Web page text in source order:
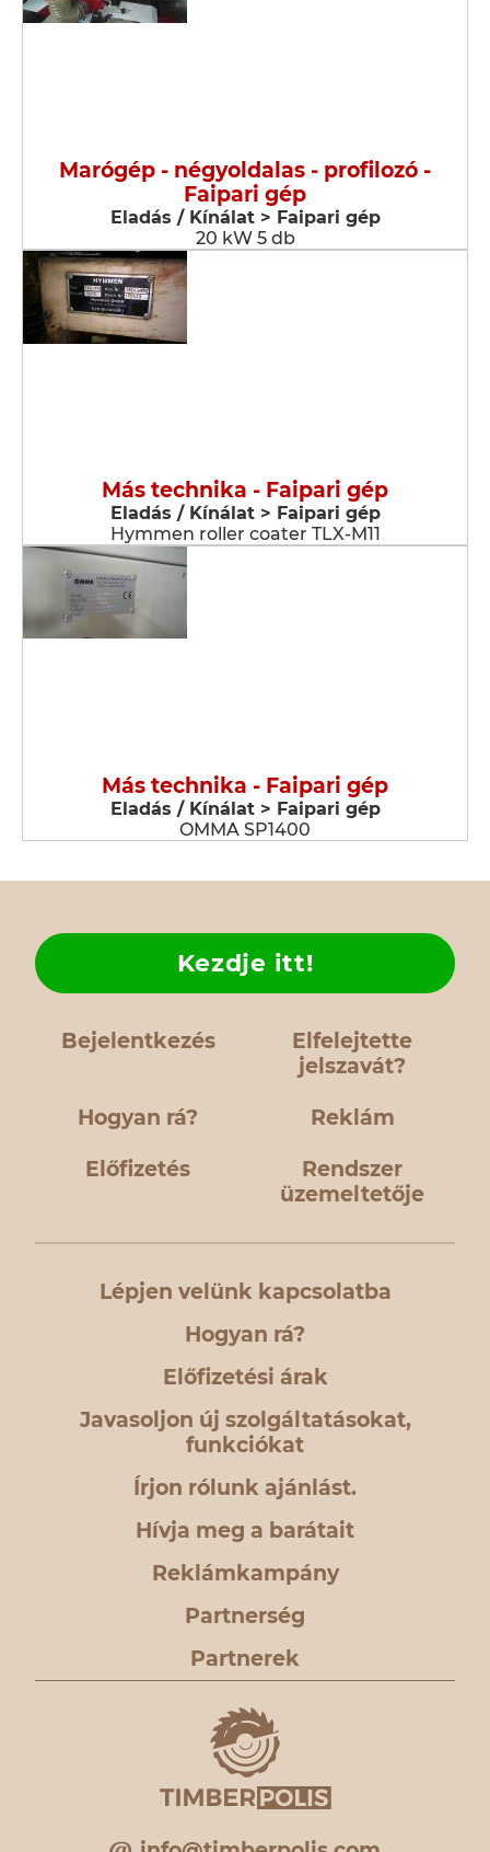
Marógép - négyoldalas - profilozó -
Faipari gép
Eladás / Kínálat > Faipari gép
20 kW 5 db
Más technika - Faipari gép
Eladás / Kínálat > Faipari gép
Hymmen roller coater TLX-M11
Más technika - Faipari gép
Eladás / Kínálat > Faipari gép
OMMA SP1400
Bejelentkezés
Elfelejtette
jelszavát?
Hogyan rá?
Kezdje itt!
Reklám
Előfizetés
Rendszer
üzemeltetője
Lépjen velünk kapcsolatba
Hogyan rá?
Előfizetési árak
Javasoljon új szolgáltatásokat,
funkciókat
Írjon rólunk ajánlást.
Hívja meg a barátait
Reklámkampány
Partnerség
Partnerek